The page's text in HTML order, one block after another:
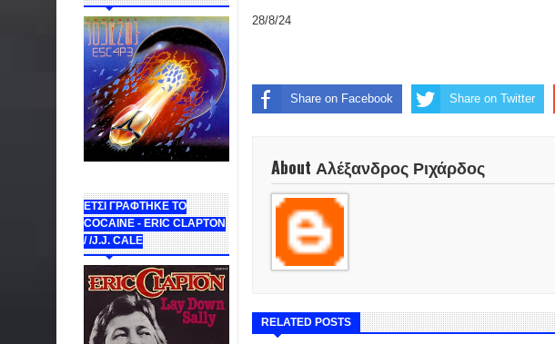
ΕΤΣΙ ΓΡΑΦΤΗΚΕ ΤΟ
COCAINE - ERIC CLAPTON
/ /J.J. CALE
28/8/24
Share on Facebook Share on Twitter
About Αλέξανδρος Ριχάρδος
RELATED POSTS